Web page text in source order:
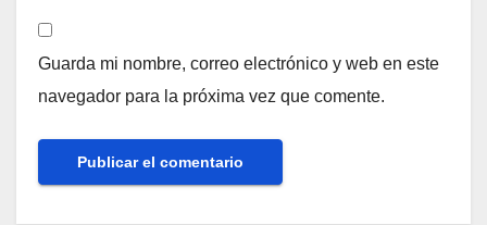
Guarda mi nombre, correo electrónico y web en este
navegador para la próxima vez que comente.